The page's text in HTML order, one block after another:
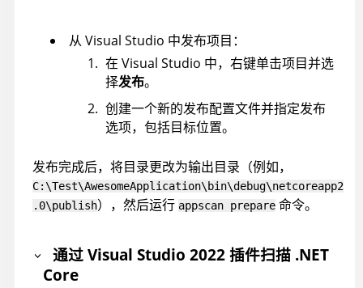
从 Visual Studio 中发布项目：
在 Visual Studio 中，右键单击项目并选
择发布。
创建一个新的发布配置文件并指定发布
选项，包括目标位置。
发布完成后，将目录更改为输出目录（例如，
C:\Test\AwesomeApplication\bin\debug\netcoreapp2
.0\publish），然后运行 appscan prepare 命令。
通过 Visual Studio 2022 插件扫描 .NET
Core